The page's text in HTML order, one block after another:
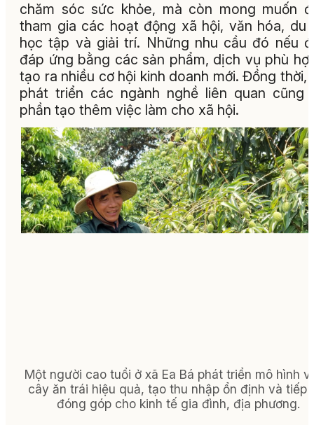
chăm sóc sức khỏe, mà còn mong muốn
tham gia các hoạt động xã hội, văn hóa, du
học tập và giải trí. Những nhu cầu đó nếu
đáp ứng bằng các sản phẩm, dịch vụ phù
tạo ra nhiều cơ hội kinh doanh mới. Đồng thời,
phát triển các ngành nghề liên quan cũng
phần tạo thêm việc làm cho xã hội.
Một người cao tuổi ở xã Ea Bá phát triển mô hình
cây ăn trái hiệu quả, tạo thu nhập ổn định và tiếp
đóng góp cho kinh tế gia đình, địa phương.